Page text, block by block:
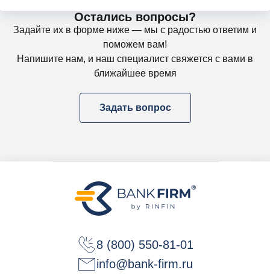
Остались вопросы?
Задайте их в форме ниже — мы с радостью ответим и
поможем вам!
Напишите нам, и наш специалист свяжется с вами в
ближайшее время
Задать вопрос
8 (800) 550-81-01
info@bank-firm.ru